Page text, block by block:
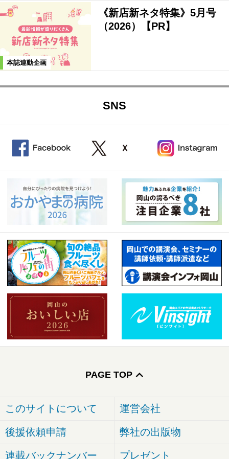
本誌連動企画
《新店新ネタ特集》5月号
（2026）【PR】
SNS
PAGE TOP
このサイトについて 運営会社
後援依頼申請 弊社の出版物
連載バックナンバー プレゼント